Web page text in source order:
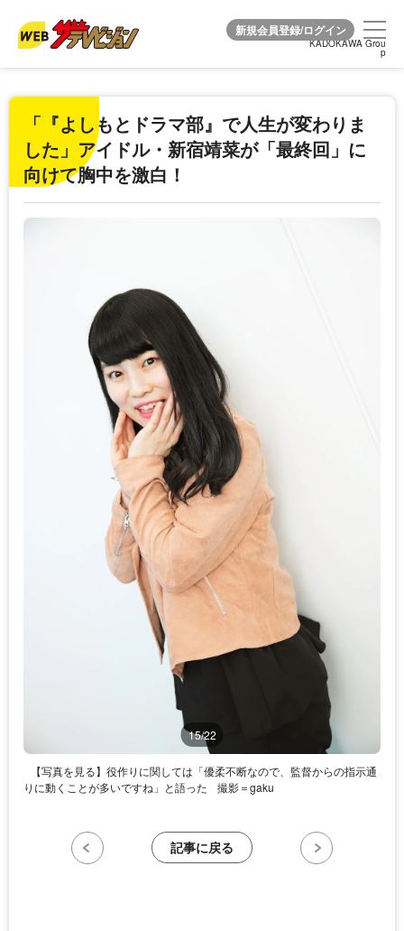
KADOKAWA Grou
p
KADOKAWA Grou
p
「『よしもとドラマ部』で人生が変わりま
した」アイドル・新宿靖菜が「最終回」に
向けて胸中を激白！
15/22
【写真を見る】役作りに関しては「優柔不断なので、監督からの指示通
りに動くことが多いですね」と語った
撮影＝gaku
記事に戻る